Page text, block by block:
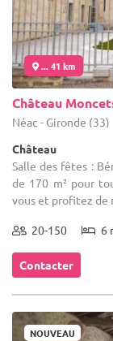
... 41 km
Château
Néac - Gironde (33)
Château
Salle des fêtes :
de 170 m² pour
vous et profitez de
20-150 6
Contacter
NOUVEAU